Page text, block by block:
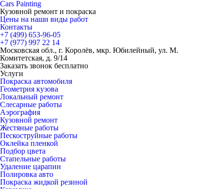
Cars Painting
Кузовной ремонт и покраска
Цены на наши виды работ
Контакты
+7 (499) 653-96-05
+7 (977) 997 22 14
Московская обл., г. Королёв, мкр. Юбилейный, ул. М.
Комитетская, д. 9/14
Заказать звонок бесплатно
Услуги
Покраска автомобиля
Геометрия кузова
Локальный ремонт
Слесарные работы
Аэрография
Кузовной ремонт
Жестяные работы
Пескоструйные работы
Оклейка пленкой
Подбор цвета
Стапельные работы
Удаление царапин
Полировка авто
Покраска жидкой резиной